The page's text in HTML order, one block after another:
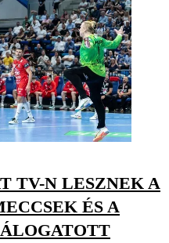
TV-N LESZNEK A
ÉS A